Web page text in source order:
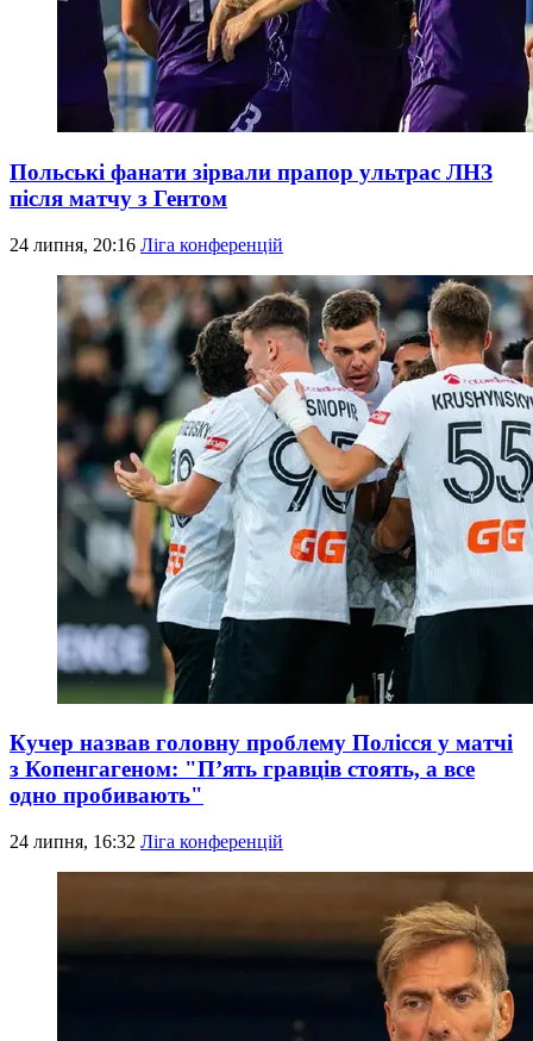
Польські фанати зірвали прапор ультрас ЛНЗ
після матчу з Гентом
24 липня, 20:16 Ліга конференцій
Кучер назвав головну проблему Полісся у матчі
з Копенгагеном: "П’ять гравців стоять, а все
одно пробивають"
24 липня, 16:32 Ліга конференцій